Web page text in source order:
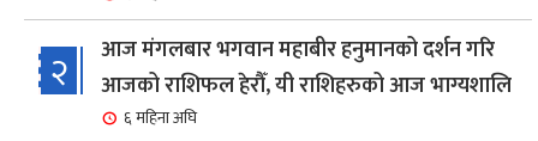
२
आज मंगलबार भगवान महाबीर हनुमानको दर्शन गरि
आजको राशिफल हेरौँ, यी राशिहरुको आज भाग्यशालि
६ महिना अघि